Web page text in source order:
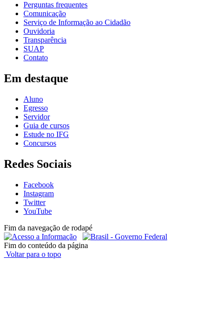
Perguntas frequentes
Comunicação
Serviço de Informação ao Cidadão
Ouvidoria
Transparência
SUAP
Contato
Em destaque
Aluno
Egresso
Servidor
Guia de cursos
Estude no IFG
Concursos
Redes Sociais
Facebook
Instagram
Twitter
YouTube
Fim da navegação de rodapé
Fim do conteúdo da página
Voltar para o topo